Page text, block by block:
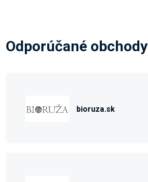
Odporúčané obchody
bioruza.sk